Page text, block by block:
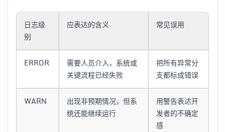
日志级
别
应表达的含义 常见误用
ERROR
需要人员介入，系统或
关键流程已经失败
把所有异常分
支都标成错误
WARN
出现非预期情况，但系
统还能继续运行
用警告表达开
发者的不确定
感